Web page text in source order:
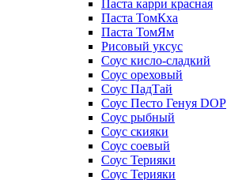
Паста карри красная
Паста ТомКха
Паста ТомЯм
Рисовый уксус
Соус кисло-сладкий
Соус ореховый
Соус ПадТай
Соус Песто Генуя DOP
Соус рыбный
Соус скияки
Соус соевый
Соус Терияки
Соус Терияки